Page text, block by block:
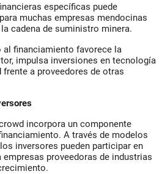
específicas puede
muchas empresas mendocinas
cadena de suministro minera.
al financiamiento favorece la
impulsa inversiones en tecnología
a proveedores de otras
incorpora un componente
A través de modelos
inversores pueden participar en
proveedoras de industrias